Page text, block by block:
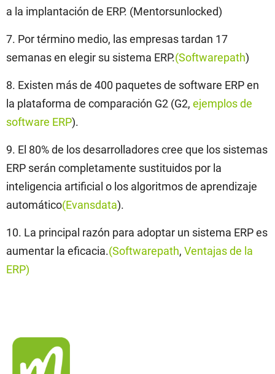
a la implantación de ERP. (Mentorsunlocked)
7. Por término medio, las empresas tardan 17
semanas en elegir su sistema ERP.(Softwarepath)
8. Existen más de 400 paquetes de software ERP en
la plataforma de comparación G2 (G2, ejemplos de
software ERP).
9. El 80% de los desarrolladores cree que los sistemas
ERP serán completamente sustituidos por la
inteligencia artificial o los algoritmos de aprendizaje
automático(Evansdata).
10. La principal razón para adoptar un sistema ERP es
aumentar la eficacia.(Softwarepath, Ventajas de la
ERP)